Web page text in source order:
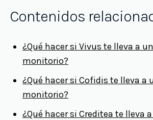
Contenidos
¿Qué hacer si Vivus te lleva a
monitorio?
¿Qué hacer si Cofidis te lleva a
monitorio?
¿Qué hacer si Creditea te lleva